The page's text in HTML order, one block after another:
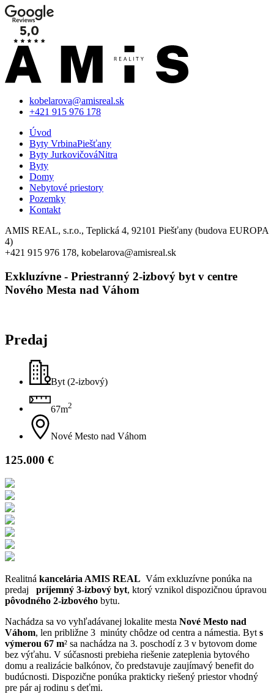
kobelarova@amisreal.sk
+421 915 976 178
Úvod
Byty VrbinaPiešťany
Byty JurkovičováNitra
Byty
Domy
Nebytové priestory
Pozemky
Kontakt
AMIS REAL, s.r.o., Teplická 4, 92101 Piešťany (budova EUROPA
4)
+421 915 976 178, kobelarova@amisreal.sk
Exkluzívne - Priestranný 2-izbový byt v centre
Nového Mesta nad Váhom
Predaj
Byt (2-izbový)
67m2
Nové Mesto nad Váhom
125.000 €
Realitná kancelária AMIS REAL Vám exkluzívne ponúka na
predaj príjemný 3-izbový byt, ktorý vznikol dispozičnou úpravou
pôvodného 2-izbového bytu.
Nachádza sa vo vyhľadávanej lokalite mesta Nové Mesto nad
Váhom, len približne 3 minúty chôdze od centra a námestia. Byt s
výmerou 67 m² sa nachádza na 3. poschodí z 3 v bytovom dome
bez výťahu. V súčasnosti prebieha riešenie zateplenia bytového
domu a realizácie balkónov, čo predstavuje zaujímavý benefit do
budúcnosti. Dispozične ponúka prakticky riešený priestor vhodný
pre pár aj rodinu s deťmi.